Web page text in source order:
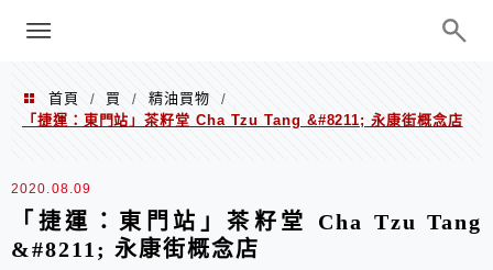
巧、世界走透透
menu
首頁 / 買 / 精油買物
/
「捷運：東門站」茶籽堂 Cha Tzu Tang &#8211; 永康街概念店
2020.08.09
「捷運：東門站」茶籽堂 Cha Tzu Tang
&#8211; 永康街概念店